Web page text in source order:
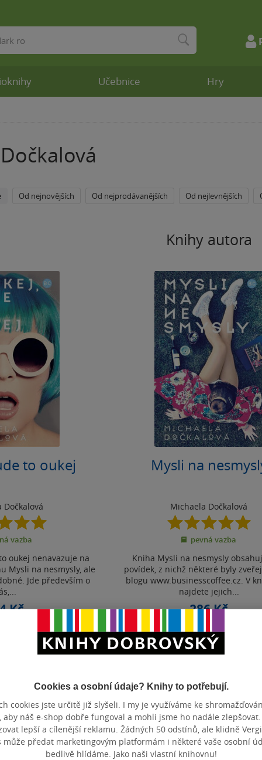
Od nejnovějších Od nejprodávanějších Od nejlevnějších
Knihy autora
to oukej
Dočkalová
5.0
z
5 vazba
oukej nenavazuje na
Mysli na nesmysly, ale
Jde především o
Kč
Mysli na
Michaela Dočkalová
5.0
z
5
pevná vazba
Kniha Mysli na nesmysly
povídek, z nichž některé byly
blogu www.businesscoffee.cz. V
najdete jejich...
286 Kč
Do košíku
Zobrazeno 3 z 3
Učebnice Hry
Cookies a osobní údaje? Knihy to potřebují.
cookies jste určitě již slyšeli. I my je využíváme ke
aby náš e-shop dobře fungoval a mohli jsme ho nadále zlepšovat.
lepší a cílenější reklamu. Žádných 50 odstínů, ale klidně
může předat marketingovým platformám i některé vaše osobní
bedlivě hlídáme. Jako naši vlastní knihovnu!